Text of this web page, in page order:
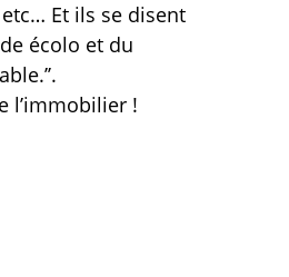
Et ils se disent
écolo et du
l’immobilier !